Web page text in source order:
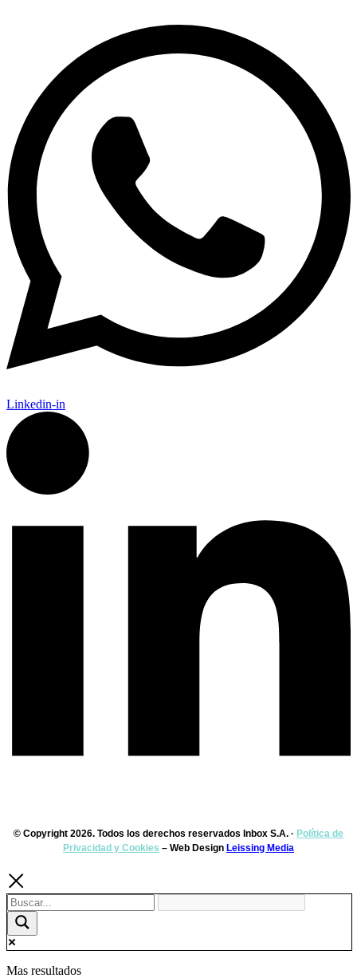
Linkedin-in
© Copyright 2026. Todos los derechos reservados Inbox S.A. · Política de
Privacidad y Cookies – Web Design Leissing Media
Mas resultados